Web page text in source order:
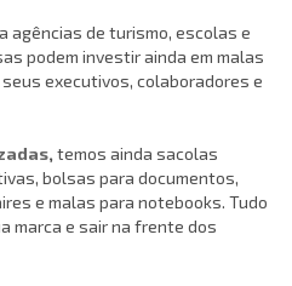
agências de turismo, escolas e
podem investir ainda em malas
executivos, colaboradores e
, temos ainda sacolas
bolsas para documentos,
e malas para notebooks. Tudo
marca e sair na frente dos